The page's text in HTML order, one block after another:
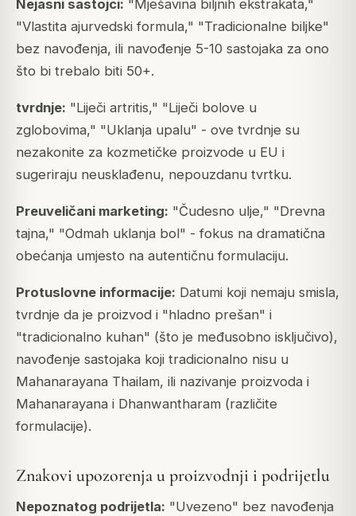
Nejasni sastojci: "Mješavina biljnih ekstrakata,"
"Vlastita ajurvedski formula," "Tradicionalne biljke"
bez navođenja, ili navođenje 5-10 sastojaka za ono
što bi trebalo biti 50+.
tvrdnje: "Liječi artritis," "Liječi bolove u
zglobovima," "Uklanja upalu" - ove tvrdnje su
nezakonite za kozmetičke proizvode u EU i
sugeriraju neusklađenu, nepouzdanu tvrtku.
Preuveličani marketing: "Čudesno ulje," "Drevna
tajna," "Odmah uklanja bol" - fokus na dramatična
obećanja umjesto na autentičnu formulaciju.
Protuslovne informacije: Datumi koji nemaju smisla,
tvrdnje da je proizvod i "hladno prešan" i
"tradicionalno kuhan" (što je međusobno isključivo),
navođenje sastojaka koji tradicionalno nisu u
Mahanarayana Thailam, ili nazivanje proizvoda i
Mahanarayana i Dhanwantharam (različite
formulacije).
Znakovi upozorenja u proizvodnji i podrijetlu
Nepoznatog podrijetla: "Uvezeno" bez navođenja